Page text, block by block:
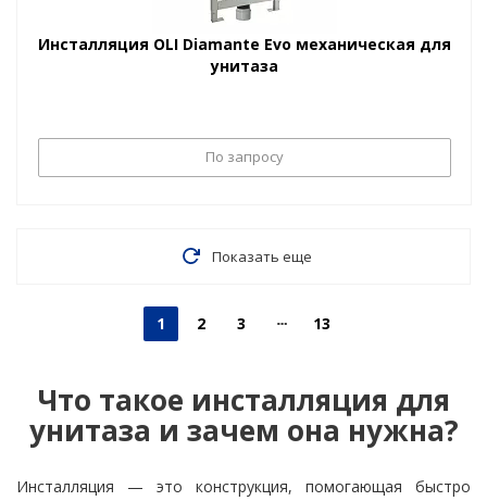
Инсталляция OLI Diamante Evo механическая для
унитаза
По запросу
Показать еще
1 2 3 13
Что такое инсталляция для
унитаза и зачем она нужна?
Инсталляция — это конструкция, помогающая быстро